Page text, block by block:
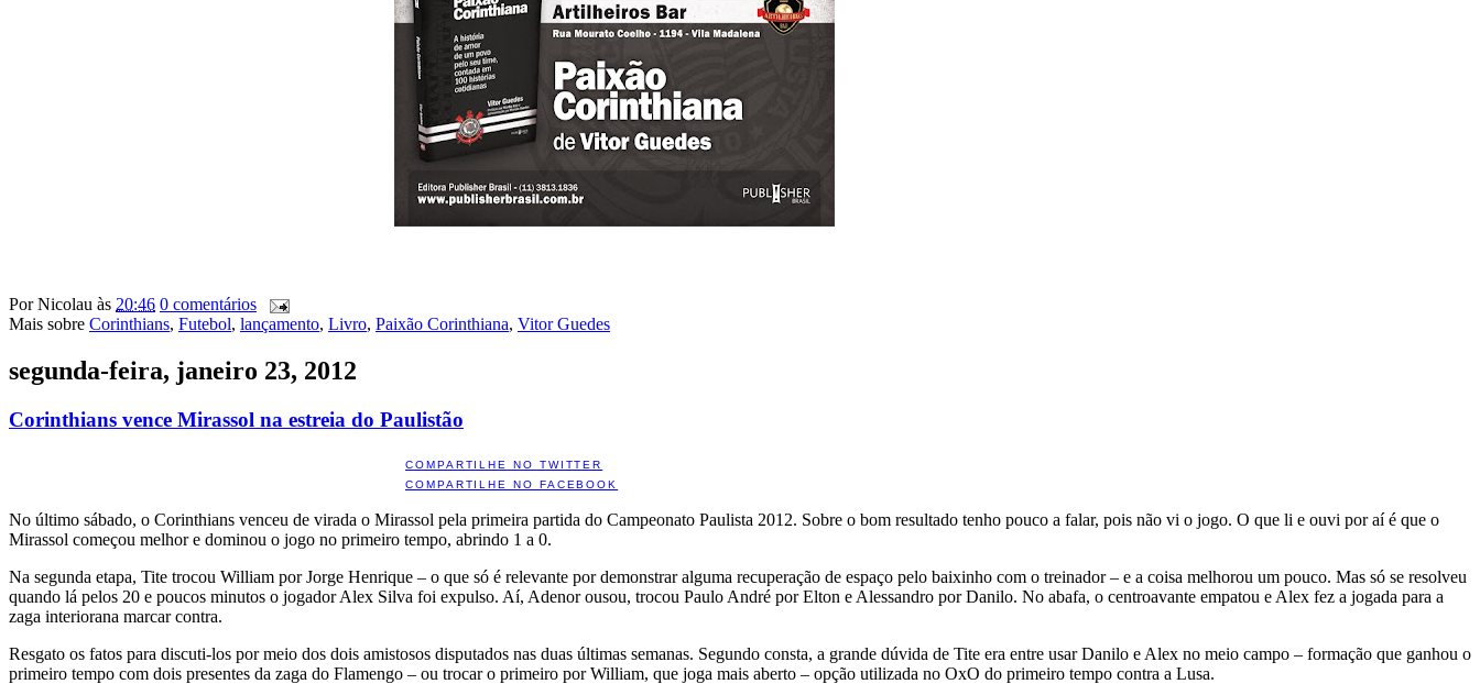
PorNicolau às 20:46 0 comentários
Mais sobre Corinthians, Futebol, lançamento, Livro, Paixão Corinthiana, Vitor Guedes
segunda-feira, janeiro 23, 2012
Corinthians vence Mirassol na estreia do Paulistão
COMPARTILHE NO TWITTER
COMPARTILHE NO FACEBOOK
No último sábado, o Corinthians venceu de virada o Mirassol pela primeira partida do Campeonato Paulista 2012. Sobre o bom resultado tenho pouco a falar, pois não vi o jogo. O que li e ouvi por aí é que o
Mirassol começou melhor e dominou o jogo no primeiro tempo, abrindo 1 a 0.
Na segunda etapa, Tite trocou William por Jorge Henrique – o que só é relevante por demonstrar alguma recuperação de espaço pelo baixinho com o treinador – e a coisa melhorou um pouco. Mas só se resolveu
quando lá pelos 20 e poucos minutos o jogador Alex Silva foi expulso. Aí, Adenor ousou, trocou Paulo André por Elton e Alessandro por Danilo. No abafa, o centroavante empatou e Alex fez a jogada para a
zaga interiorana marcar contra.
Resgato os fatos para discuti-los por meio dos dois amistosos disputados nas duas últimas semanas. Segundo consta, a grande dúvida de Tite era entre usar Danilo e Alex no meio campo – formação que ganhou o
primeiro tempo com dois presentes da zaga do Flamengo – ou trocar o primeiro por William, que joga mais aberto – opção utilizada no OxO do primeiro tempo contra a Lusa.